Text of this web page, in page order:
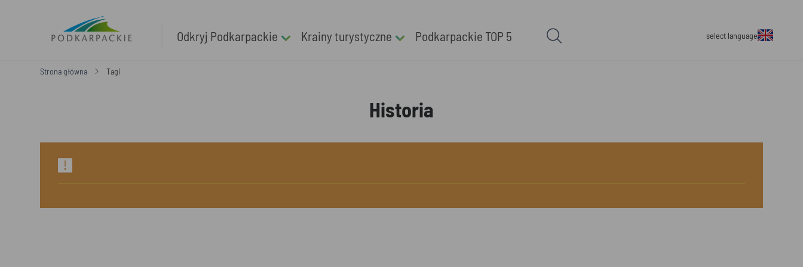
Odkryj Podkarpackie Krainy turystyczne Podkarpackie TOP 5 select language
Strona główna Tagi
Historia